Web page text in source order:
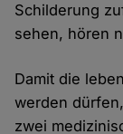
Schilderung
sehen, hören
Damit die
werden
zwei